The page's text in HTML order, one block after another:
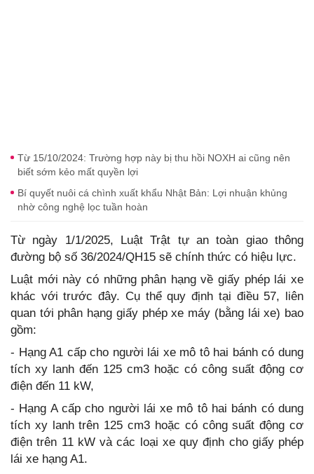
Từ 15/10/2024: Trường hợp này bị thu hồi NOXH ai cũng nên
biết sớm kẻo mất quyền lợi
Bí quyết nuôi cá chình xuất khẩu Nhật Bản: Lợi nhuận khủng
nhờ công nghệ lọc tuần hoàn
Từ ngày 1/1/2025, Luật Trật tự an toàn giao thông
đường bộ số 36/2024/QH15 sẽ chính thức có hiệu lực.
Luật mới này có những phân hạng về giấy phép lái xe
khác với trước đây. Cụ thể quy định tại điều 57, liên
quan tới phân hạng giấy phép xe máy (bằng lái xe) bao
gồm:
- Hạng A1 cấp cho người lái xe mô tô hai bánh có dung
tích xy lanh đến 125 cm3 hoặc có công suất động cơ
điện đến 11 kW,
- Hạng A cấp cho người lái xe mô tô hai bánh có dung
tích xy lanh trên 125 cm3 hoặc có công suất động cơ
điện trên 11 kW và các loại xe quy định cho giấy phép
lái xe hạng A1.